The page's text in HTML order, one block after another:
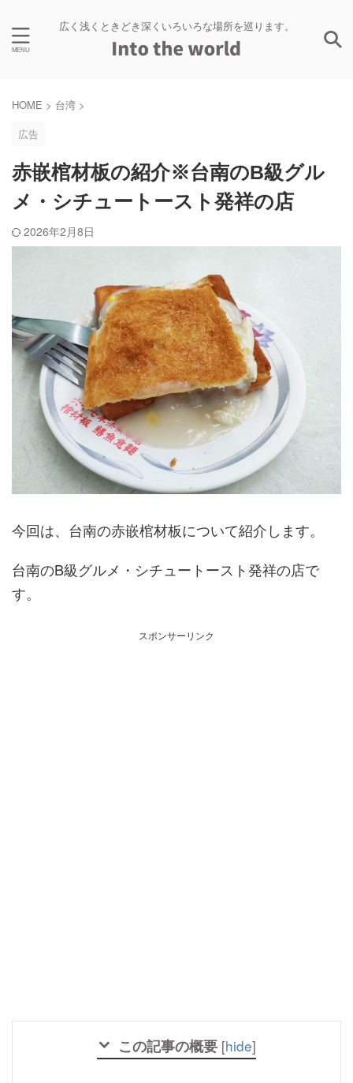
広く浅くときどき深くいろいろな場所を巡ります。
HOME > 台湾 >
広告
赤嵌棺材板の紹介※台南のB級グル
メ・シチュートースト発祥の店
2026年2月8日
今回は、台南の赤嵌棺材板について紹介します。
台南のB級グルメ・シチュートースト発祥の店で
す。
スポンサーリンク
この記事の概要 [hide]